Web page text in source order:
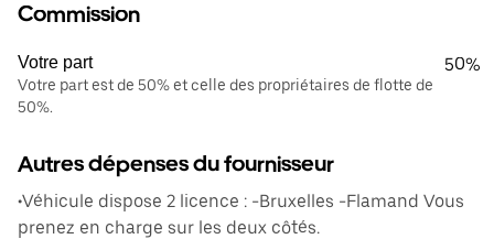
Commission
Votre part
Votre part est de 50% et celle des propriétaires de flotte de
50%.
50%
Autres dépenses du fournisseur
•Véhicule dispose 2 licence : -Bruxelles -Flamand Vous
prenez en charge sur les deux côtés.